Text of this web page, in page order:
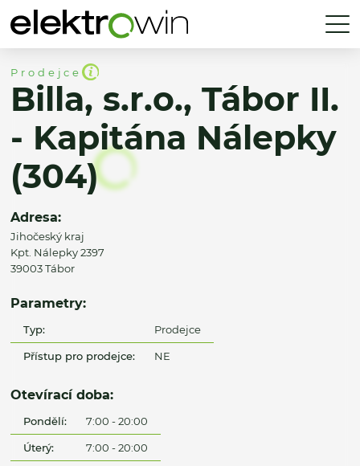
Prodejce
Billa, s.r.o., Tábor II.
- Kapitána Nálepky
(304)
Adresa:
Jihočeský kraj
Kpt. Nálepky 2397
39003 Tábor
Parametry:
Typ: Prodejce
Přístup pro prodejce: NE
Otevírací doba:
Pondělí: 7:00 - 20:00
Úterý: 7:00 - 20:00